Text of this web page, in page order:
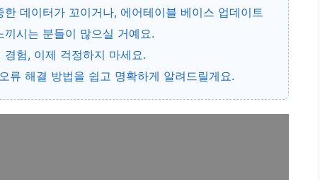
데이터가 꼬이거나, 에어테이블 베이스 업데이트
시는 분들이 많으실 거예요.
험, 이제 걱정하지 마세요.
해결 방법을 쉽고 명확하게 알려드릴게요.